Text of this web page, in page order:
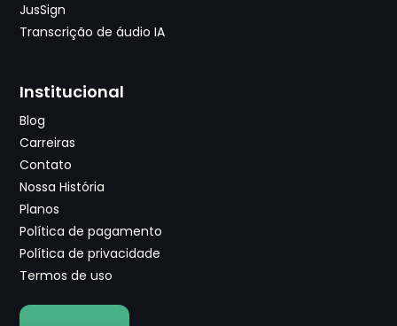
JusSign
Transcrição de áudio IA
Institucional
Blog
Carreiras
Contato
Nossa História
Planos
Política de pagamento
Política de privacidade
Termos de uso